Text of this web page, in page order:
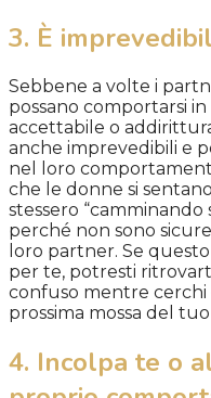
3. È
Sebbene a volte i
possano comportarsi
accettabile o
anche imprevedibili e
nel loro
che le donne si
stessero “camminando
perché non sono
loro partner. Se
per te, potresti
confuso mentre cerchi
prossima mossa del
4. Incolpa te o